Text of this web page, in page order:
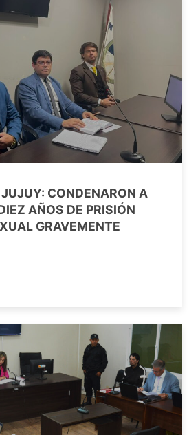
CONDENARON A
AÑOS DE PRISIÓN
GRAVEMENTE